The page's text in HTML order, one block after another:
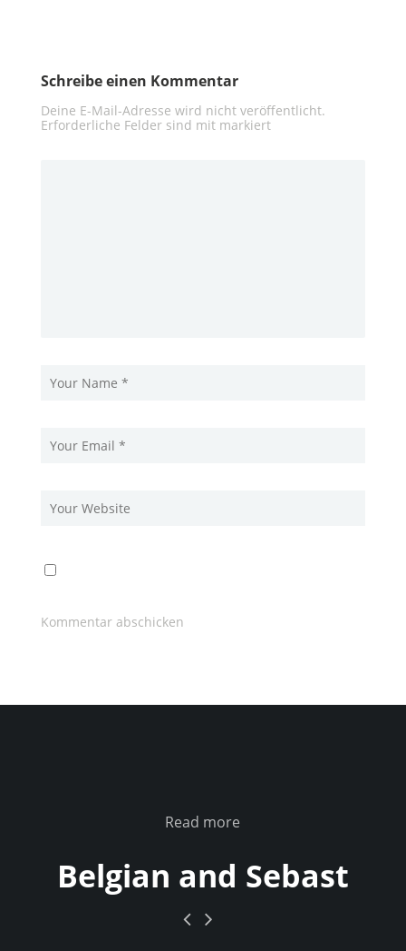
Schreibe einen Kommentar
Deine E-Mail-Adresse wird nicht veröffentlicht.
Erforderliche Felder sind mit markiert
Read more
Belgian and Sebast